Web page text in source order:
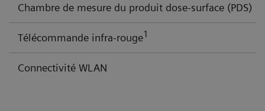
Chambre de mesure du produit dose-surface (PDS)
Télécommande infra-rouge1
Connectivité WLAN